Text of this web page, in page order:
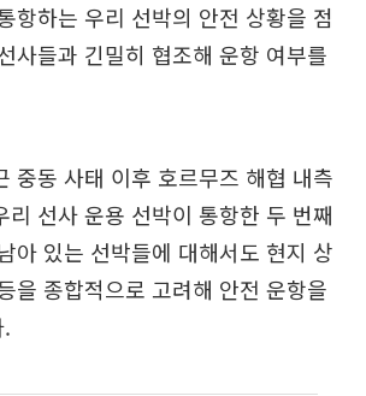
항하는 우리 선박의 안전 상황을 점
사들과 긴밀히 협조해 운항 여부를
중동 사태 이후 호르무즈 해협 내측
리 선사 운용 선박이 통항한 두 번째
아 있는 선박들에 대해서도 현지 상
을 종합적으로 고려해 안전 운항을